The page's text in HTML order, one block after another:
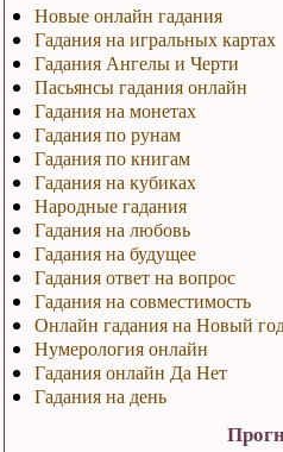
Новые онлайн гадания
Гадания на игральных картах
Гадания Ангелы и Черти
Пасьянсы гадания онлайн
Гадания на монетах
Гадания по рунам
Гадания по книгам
Гадания на кубиках
Народные гадания
Гадания на любовь
Гадания на будущее
Гадания ответ на вопрос
Гадания на совместимость
Онлайн гадания на Новый
Нумерология онлайн
Гадания онлайн Да Нет
Гадания на день